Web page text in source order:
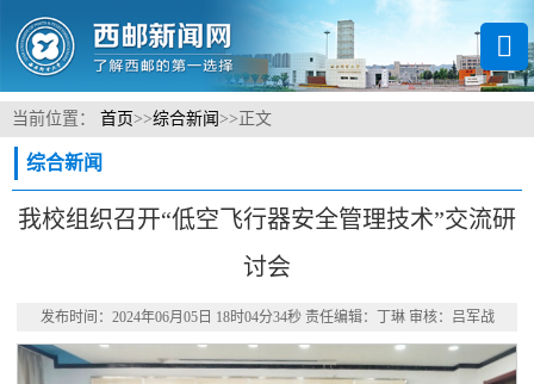
当前位置： 首页>>综合新闻 >> 正文
综合新闻
我校组织召开“低空飞行器安全管理技术”交流研
讨会
发布时间：2024年06月05日 18时04分34秒 责任编辑：丁琳 审核：吕军战